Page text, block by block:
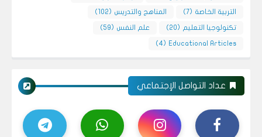
التربية الخاصة (7) المناهج والتدريس (102)
تكنولوجيا التعليم (20) علم النفس (59)
Educational Articles
(4)
عداد التواصل الإجتماعي